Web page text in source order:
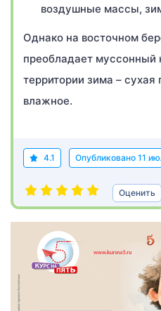
воздушные массы,
Однако на восточном
преобладает муссонный
территории зима – сухая
влажное.
4.1 Опубликовано 11
Оценить